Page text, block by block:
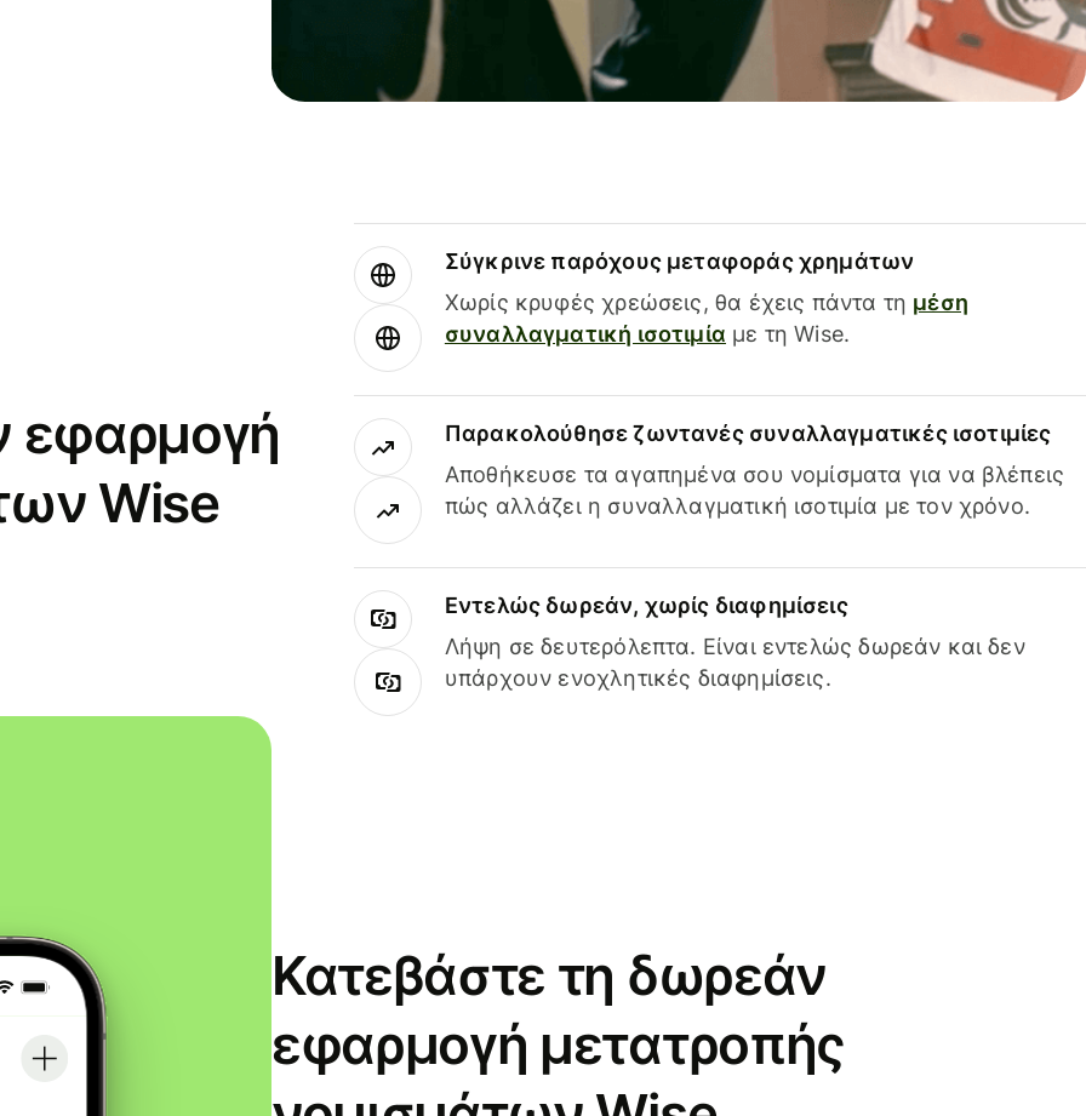
εφαρμογή
Wise
Σύγκρινε παρόχους μεταφοράς χρημάτων
Χωρίς κρυφές χρεώσεις, θα έχεις πάντα τη μέση
συναλλαγματική ισοτιμία με τη Wise.
Παρακολούθησε ζωντανές συναλλαγματικές ισοτιμίες
Αποθήκευσε τα αγαπημένα σου νομίσματα για να βλέπεις
πώς αλλάζει η συναλλαγματική ισοτιμία με τον χρόνο.
Εντελώς δωρεάν, χωρίς διαφημίσεις
Λήψη σε δευτερόλεπτα. Είναι εντελώς δωρεάν και δεν
υπάρχουν ενοχλητικές διαφημίσεις.
Κατεβάστε τη δωρεάν
εφαρμογή μετατροπής